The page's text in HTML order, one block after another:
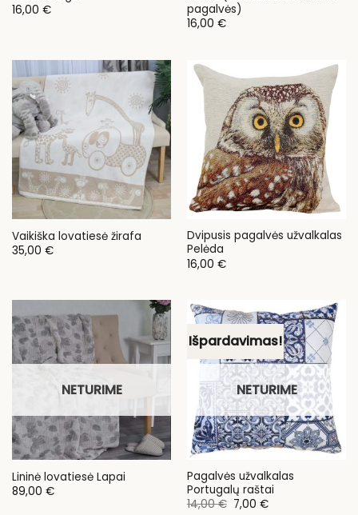
16,00 €
pagalvės)
16,00 €
Vaikiška lovatiesė žirafa
35,00 €
Dvipusis pagalvės užvalkalas
Pelėda
16,00 €
NETURIME
Lininė lovatiesė Lapai
89,00 €
Išpardavimas!
NETURIME
Pagalvės užvalkalas
Portugalų raštai
14,00€ Original
7,00 €Current